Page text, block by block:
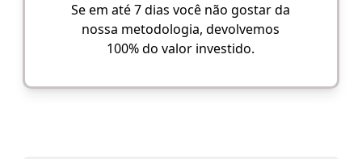
Se em até 7 dias você não gostar da
nossa metodologia, devolvemos
100% do valor investido.